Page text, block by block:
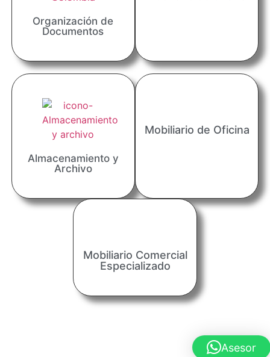
Organización de
Documentos
Almacenamiento y
Archivo
Mobiliario de Oficina
Mobiliario Comercial
Especializado
Asesor